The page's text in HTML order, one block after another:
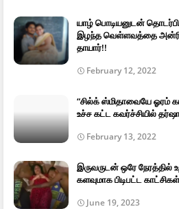
யாழ் பொடியனுடன்
இழந்த வெள்ளவத்தை
தாயார்!!
February 12, 2022
“சில்க் ஸ்மிதாவையே ஓரம்
உச்ச கட்ட கவர்ச்சியில்
February 13, 2022
இருவருடன் ஒரே
களவுமாக பிடிபட்ட
June 19, 2023